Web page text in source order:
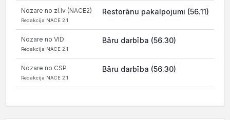
Nozare no zl.lv (NACE2)
Redakcija NACE 2.1
Restorānu pakalpojumi (56.11)
Nozare no VID
Redakcija NACE 2.1
Bāru darbība (56.30)
Nozare no CSP
Redakcija NACE 2.1
Bāru darbība (56.30)